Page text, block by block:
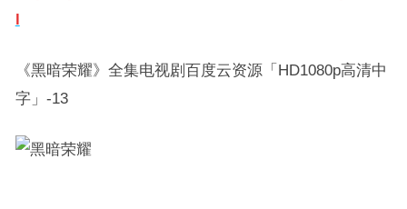
l
《黑暗荣耀》全集电视剧百度云资源「HD1080p高清中
字」-13